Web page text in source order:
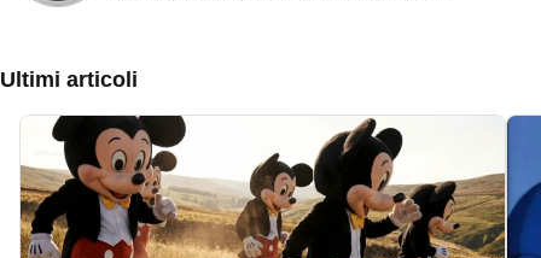
Ultimi articoli